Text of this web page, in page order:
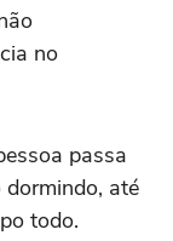
no
passa
até
todo.